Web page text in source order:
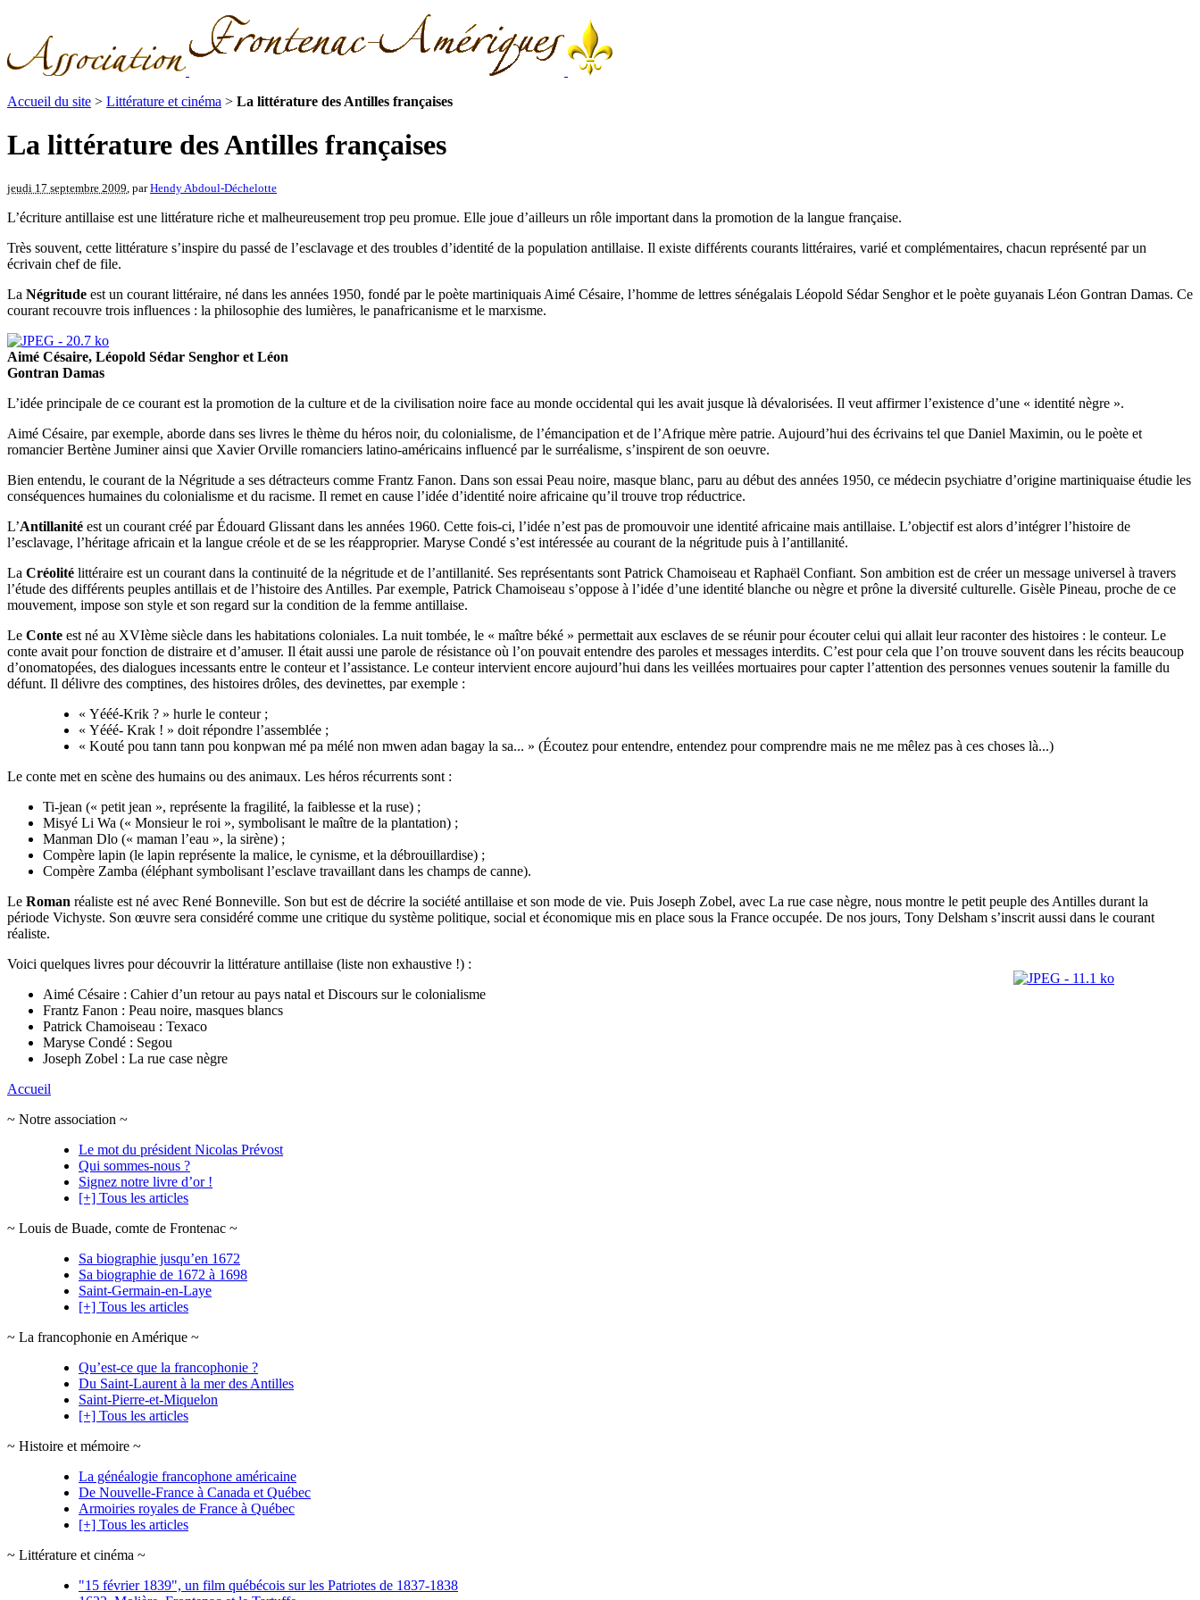
Accueil du site > Littérature et cinéma > La littérature des Antilles françaises
La littérature des Antilles françaises
jeudi 17 septembre 2009 , parHendy Abdoul-Déchelotte
L’écriture antillaise est une littérature riche et malheureusement trop peu promue. Elle joue d’ailleurs un rôle important dans la promotion de la langue française.
Très souvent, cette littérature s’inspire du passé de l’esclavage et des troubles d’identité de la population antillaise. Il existe différents courants littéraires, varié et complémentaires, chacun représenté par un
écrivain chef de file.
La Négritude est un courant littéraire, né dans les années 1950, fondé par le poète martiniquais Aimé Césaire, l’homme de lettres sénégalais Léopold Sédar Senghor et le poète guyanais Léon Gontran Damas. Ce
courant recouvre trois influences : la philosophie des lumières, le panafricanisme et le marxisme.
Aimé Césaire, Léopold Sédar Senghor et Léon
Gontran Damas
L’idée principale de ce courant est la promotion de la culture et de la civilisation noire face au monde occidental qui les avait jusque là dévalorisées. Il veut affirmer l’existence d’une « identité nègre ».
Aimé Césaire, par exemple, aborde dans ses livres le thème du héros noir, du colonialisme, de l’émancipation et de l’Afrique mère patrie. Aujourd’hui des écrivains tel que Daniel Maximin, ou le poète et
romancier Bertène Juminer ainsi que Xavier Orville romanciers latino-américains influencé par le surréalisme, s’inspirent de son oeuvre.
Bien entendu, le courant de la Négritude a ses détracteurs comme Frantz Fanon. Dans son essai Peau noire, masque blanc, paru au début des années 1950, ce médecin psychiatre d’origine martiniquaise étudie les
conséquences humaines du colonialisme et du racisme. Il remet en cause l’idée d’identité noire africaine qu’il trouve trop réductrice.
L’Antillanité est un courant créé par Édouard Glissant dans les années 1960. Cette fois-ci, l’idée n’est pas de promouvoir une identité africaine mais antillaise. L’objectif est alors d’intégrer l’histoire de
l’esclavage, l’héritage africain et la langue créole et de se les réapproprier. Maryse Condé s’est intéressée au courant de la négritude puis à l’antillanité.
La Créolité littéraire est un courant dans la continuité de la négritude et de l’antillanité. Ses représentants sont Patrick Chamoiseau et Raphaël Confiant. Son ambition est de créer un message universel à travers
l’étude des différents peuples antillais et de l’histoire des Antilles. Par exemple, Patrick Chamoiseau s’oppose à l’idée d’une identité blanche ou nègre et prône la diversité culturelle. Gisèle Pineau, proche de ce
mouvement, impose son style et son regard sur la condition de la femme antillaise.
Le Conte est né au XVIème siècle dans les habitations coloniales. La nuit tombée, le « maître béké » permettait aux esclaves de se réunir pour écouter celui qui allait leur raconter des histoires : le conteur. Le
conte avait pour fonction de distraire et d’amuser. Il était aussi une parole de résistance où l’on pouvait entendre des paroles et messages interdits. C’est pour cela que l’on trouve souvent dans les récits beaucoup
d’onomatopées, des dialogues incessants entre le conteur et l’assistance. Le conteur intervient encore aujourd’hui dans les veillées mortuaires pour capter l’attention des personnes venues soutenir la famille du
défunt. Il délivre des comptines, des histoires drôles, des devinettes, par exemple :
« Yééé-Krik ? » hurle le conteur ;
« Yééé- Krak ! » doit répondre l’assemblée ;
« Kouté pou tann tann pou konpwan mé pa mélé non mwen adan bagay la sa... » (Écoutez pour entendre, entendez pour comprendre mais ne me mêlez pas à ces choses là...)
Le conte met en scène des humains ou des animaux. Les héros récurrents sont :
Ti-jean (« petit jean », représente la fragilité, la faiblesse et la ruse) ;
Misyé Li Wa (« Monsieur le roi », symbolisant le maître de la plantation) ;
Manman Dlo (« maman l’eau », la sirène) ;
Compère lapin (le lapin représente la malice, le cynisme, et la débrouillardise) ;
Compère Zamba (éléphant symbolisant l’esclave travaillant dans les champs de canne).
Le Roman réaliste est né avec René Bonneville. Son but est de décrire la société antillaise et son mode de vie. Puis Joseph Zobel, avec La rue case nègre, nous montre le petit peuple des Antilles durant la
période Vichyste. Son œuvre sera considéré comme une critique du système politique, social et économique mis en place sous la France occupée. De nos jours, Tony Delsham s’inscrit aussi dans le courant
réaliste.
Voici quelques livres pour découvrir la littérature antillaise (liste non exhaustive !) :
Aimé Césaire : Cahier d’un retour au pays natal et Discours sur le colonialisme
Frantz Fanon : Peau noire, masques blancs
Patrick Chamoiseau : Texaco
Maryse Condé : Segou
Joseph Zobel : La rue case nègre
Accueil
~ Notre association ~
Le mot du président Nicolas Prévost
Qui sommes-nous ?
Signez notre livre d’or !
[+] Tous les articles
~ Louis de Buade, comte de Frontenac ~
Sa biographie jusqu’en 1672
Sa biographie de 1672 à 1698
Saint-Germain-en-Laye
[+] Tous les articles
~ La francophonie en Amérique ~
Qu’est-ce que la francophonie ?
Du Saint-Laurent à la mer des Antilles
Saint-Pierre-et-Miquelon
[+] Tous les articles
~ Histoire et mémoire ~
La généalogie francophone américaine
De Nouvelle-France à Canada et Québec
Armoiries royales de France à Québec
[+] Tous les articles
~ Littérature et cinéma ~
"15 février 1839", un film québécois sur les Patriotes de 1837-1838